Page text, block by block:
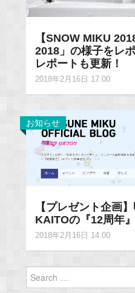
【SNOW MIKU
2018」の様子をレ
レポートも更新！
2018年2月16日 17:00
お知らせ
【プレゼント企画
KAITOの『12周年
2018年2月16日 14:00
for: